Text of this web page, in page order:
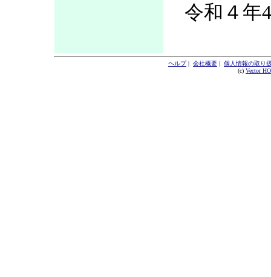
令和４年
ヘルプ| 会社概要 | 個人情報の取り
(c) Vector